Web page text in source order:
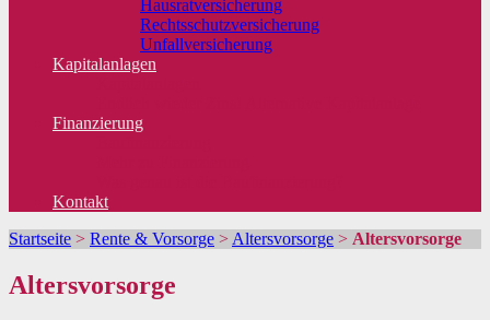
Hausratversicherung
Rechtsschutzversicherung
Unfallversicherung
Kapitalanlagen
Finanzierung
Kontakt
Startseite > Rente & Vorsorge > Altersvorsorge > Altersvorsorge
Altersvorsorge